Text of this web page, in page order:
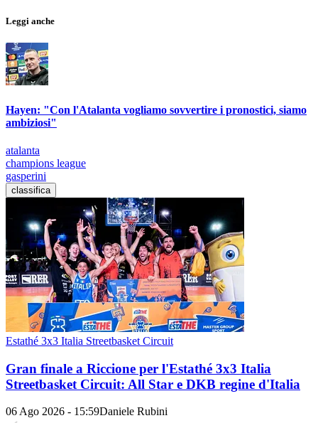
Leggi anche
Hayen: "Con l'Atalanta vogliamo sovvertire i pronostici, siamo
ambiziosi"
atalanta
champions league
gasperini
classifica
Estathé 3x3 Italia Streetbasket Circuit
Gran finale a Riccione per l'Estathé 3x3 Italia
Streetbasket Circuit: All Star e DKB regine d'Italia
06 Ago 2026 - 15:59Daniele Rubini